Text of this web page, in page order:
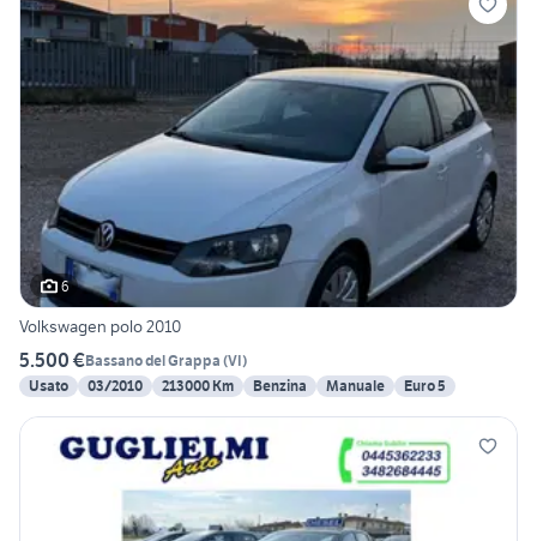
6
Volkswagen polo 2010
5.500 €Bassano del Grappa (VI)
Usato
03/2010 213000 Km Benzina Manuale Euro 5